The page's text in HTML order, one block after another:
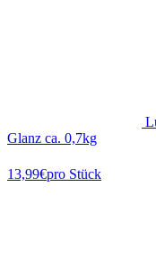
Glanz ca. 0,7kg
13,99€pro Stück